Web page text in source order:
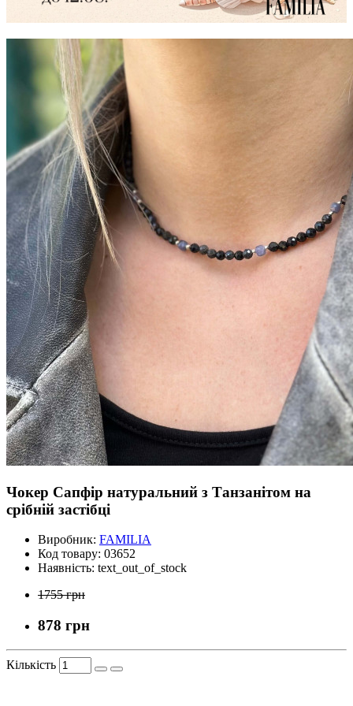
Чокер Сапфір натуральний з Танзанітом на
срібній застібці
Виробник: FAMILIA
Код товару: 03652
Наявність: text_out_of_stock
1755 грн
878 грн
Кількість